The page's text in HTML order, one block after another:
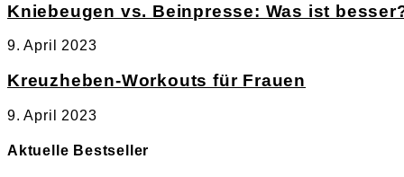
Kniebeugen vs. Beinpresse: Was ist
9. April 2023
Kreuzheben-Workouts für Frauen
9. April 2023
Aktuelle Bestseller